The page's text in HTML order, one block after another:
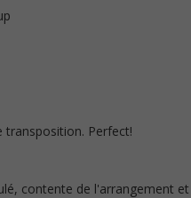
Perfect!
contente de l'arrangement